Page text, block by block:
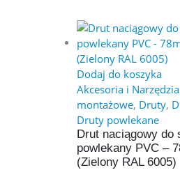
Dodaj do koszyka
Akcesoria i Narzędzia
montażowe, Druty,
Druty powlekane
Drut naciągowy
powlekany PVC –
(Zielony RAL 6005)